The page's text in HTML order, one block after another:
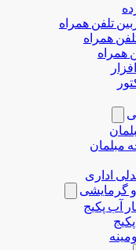
تلفن همراه
همراه
همراه
مبلمان
اداری
گرمایشی
آب پکیج